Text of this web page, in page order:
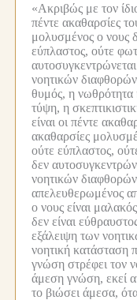
«Ακριβώς με τον
πέντε ακαθαρσίες
μολυσμένος ο νους
εύπλαστος, ούτε
νοητικών
θυμός, η νωθρότητα
τύψη, η
είναι οι πέντε
ακαθαρσίες
ούτε εύπλαστος,
δεν
νοητικών
απελευθερωμένος
ο νους είναι
δεν είναι
εξάλειψη των
νοητική κατάσταση
γνώση στρέφει τον
άμεση γνώση, εκεί
το βιώσει άμεσα,